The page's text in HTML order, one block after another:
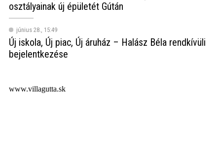
osztályainak új épületét Gútán
június 28., 15:49
Új iskola, Új piac, Új áruház – Halász Béla rendkívüli
bejelentkezése
www.villagutta.sk